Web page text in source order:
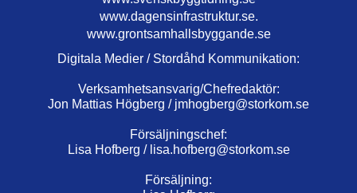
www.dagensinfrastruktur.se.
www.grontsamhallsbyggande.se
Digitala Medier / Stordåhd Kommunikation:
Verksamhetsansvarig/Chefredaktör:
Jon Mattias Högberg / jmhogberg@storkom.se
Försäljningschef:
Lisa Hofberg / lisa.hofberg@storkom.se
Försäljning: